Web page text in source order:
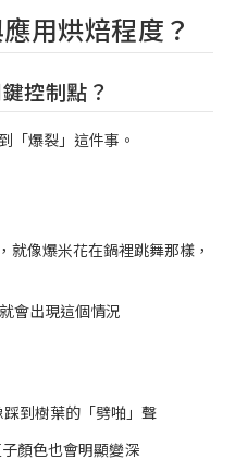
用烘焙程度？
控制點？
「爆裂」這件事。
就像爆米花在鍋裡跳舞那樣，
會出現這個情況
到樹葉的「劈啪」聲
顏色也會明顯變深